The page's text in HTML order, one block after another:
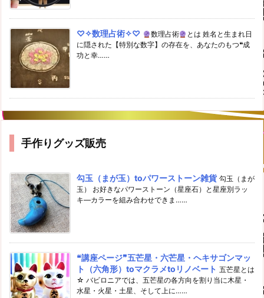
♡✧数理占術✧♡ 数理占術
とは 姓名と生まれ日
に隠された【特別な数字】の存在を、あなたのもつ❝成
功と幸……
手作りグッズ販売
勾玉（まが玉）toパワーストーン雑貨 勾玉（まが
玉） お好きなパワーストーン（星座石）と星座別ラッ
キ―カラーを組み合わせできま……
❝講座ページ❞五芒星・六芒星・ヘキサゴンマッ
ト（六角形）toマクラメtoリノベート 五芒星とは
☆ バビロニアでは、五芒星の各方向を割り当に木星・
水星・火星・土星、そして上に……